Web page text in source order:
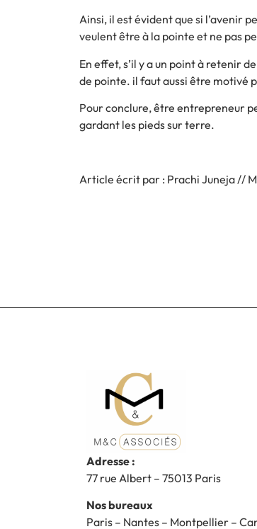
Ainsi, il est évident que si l’avenir
veulent être à la pointe et ne pas
En effet, s’il y a un point à retenir
de pointe. il faut aussi être motivé
Pour conclure, être entrepreneur
gardant les pieds sur terre.
Article écrit par : Prachi Juneja //
Adresse :
77 rue Albert – 75013 Paris
Nos bureaux
Paris – Nantes – Montpellier –